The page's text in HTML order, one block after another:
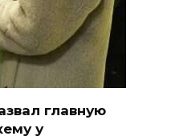
главную
у